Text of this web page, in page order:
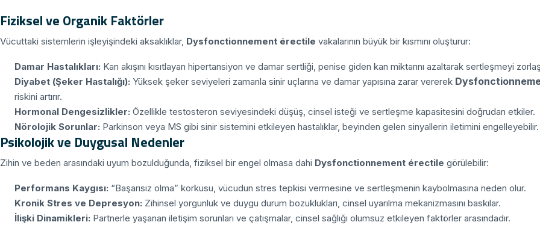
Fiziksel ve Organik Faktörler
Vücuttaki sistemlerin işleyişindeki aksaklıklar, Dysfonctionnement érectile vakalarının büyük bir kısmını oluşturur:
Damar Hastalıkları: Kan akışını kısıtlayan hipertansiyon ve damar sertliği, penise giden kan miktarını azaltarak sertleşmeyi
Diyabet (Şeker Hastalığı): Yüksek şeker seviyeleri zamanla sinir uçlarına ve damar yapısına zarar vererek
riskini artırır.
Hormonal Dengesizlikler: Özellikle testosteron seviyesindeki düşüş, cinsel isteği ve sertleşme kapasitesini doğrudan etkiler.
Nörolojik Sorunlar: Parkinson veya MS gibi sinir sistemini etkileyen hastalıklar, beyinden gelen sinyallerin iletimini engelleyebilir.
Psikolojik ve Duygusal Nedenler
Zihin ve beden arasındaki uyum bozulduğunda, fiziksel bir engel olmasa dahi Dysfonctionnement érectile görülebilir:
Performans Kaygısı: “Başarısız olma” korkusu, vücudun stres tepkisi vermesine ve sertleşmenin kaybolmasına neden olur.
Kronik Stres ve Depresyon: Zihinsel yorgunluk ve duygu durum bozuklukları, cinsel uyarılma mekanizmasını baskılar.
İlişki Dinamikleri: Partnerle yaşanan iletişim sorunları ve çatışmalar, cinsel sağlığı olumsuz etkileyen faktörler arasındadır.